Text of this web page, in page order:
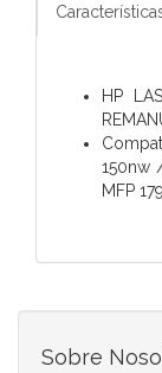
HP
150nw
MFP
Sobre